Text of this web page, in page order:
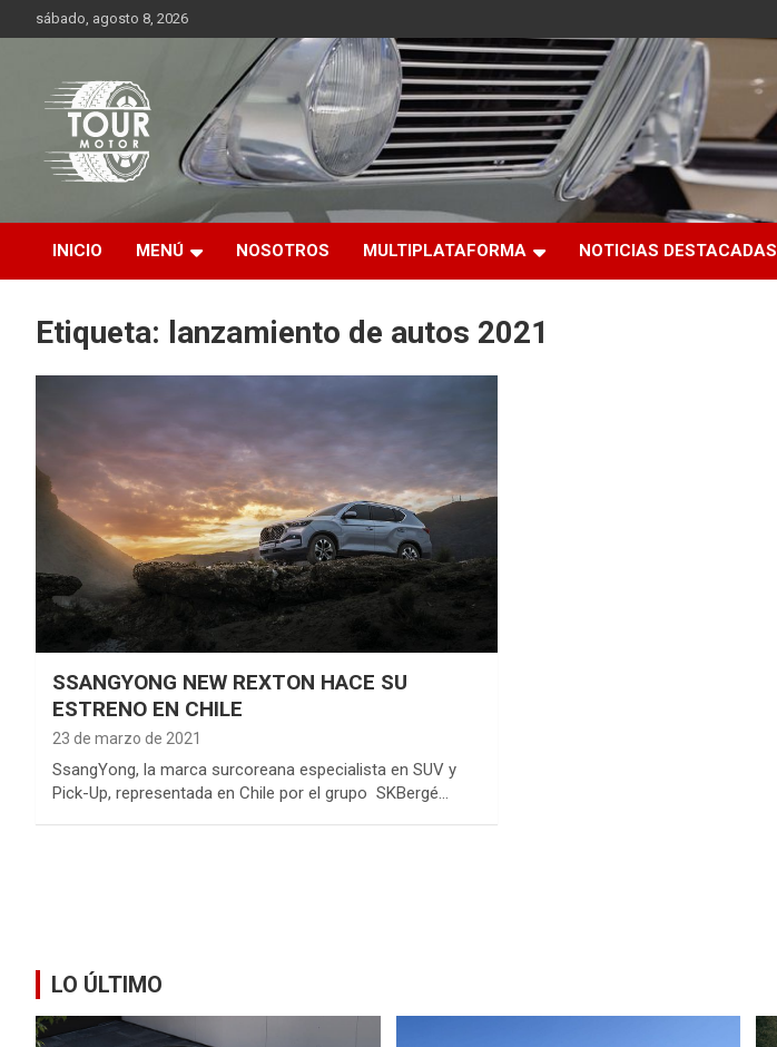
al
sábado, agosto 8, 2026
Tour Motor
Plataforma de contenido audiovisual para el sector automotriz
INICIO MENÚ NOSOTROS MULTIPLATAFORMA NOTICIAS DESTACADAS
Etiqueta: lanzamiento de autos 2021
SSANGYONG NEW REXTON HACE SU
ESTRENO EN CHILE
23 de marzo de 2021
SsangYong, la marca surcoreana especialista en SUV y
Pick-Up, representada en Chile por el grupo SKBergé…
LO ÚLTIMO